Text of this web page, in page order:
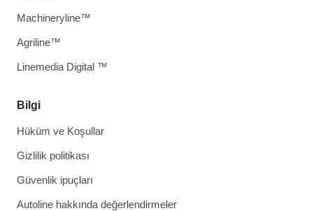
Bilgi
Hüküm ve Koşullar
Gizlilik politikası
Güvenlik ipuçları
Autoline hakkında değerlendirmeler
Machineryline™
Agriline™
Linemedia Digital ™